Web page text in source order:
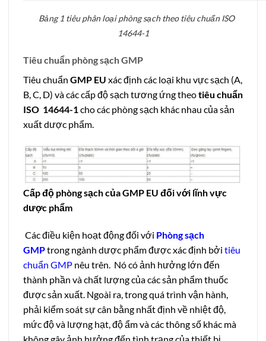
Bảng 1 tiêu phân loại phòng sạch theo tiêu chuẩn ISO
14644-1
Tiêu chuẩn phòng sạch GMP
Tiêu chuẩn GMP EU xác định các loại khu vực sạch (A,
B, C, D) và các cấp độ sạch tương ứng theotiêu chuẩn
ISO 14644-1cho các phòng sạch khác nhau của sản
xuất dược phẩm.
Cấp độ phòng sạch của GMP EU đối với lĩnh vực
dược phẩm
Các điều kiện hoạt động đối với Phòng sạch
GMPtrong ngành dược phẩm được xác định bởi tiêu
chuẩn GMP nêu trên. Nó có ảnh hưởng lớn đến
thành phần và chất lượng của các sản phẩm thuốc
được sản xuất. Ngoài ra, trong quá trình vận hành,
phải kiểm soát sự cân bằng nhất định về nhiệt độ,
mức độ và lượng hạt, độ ẩm và các thông số khác mà